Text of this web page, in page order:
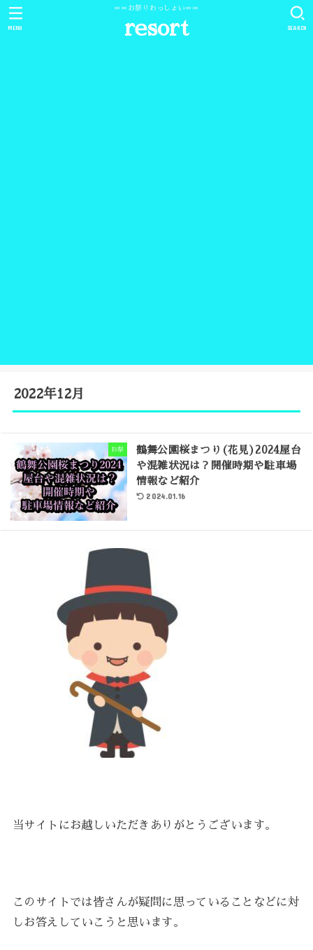
＝＝お祭りわっしょい＝＝
resort SEARCH
MENU
2022年12月
お祭
鶴舞公園桜まつり(花見)2024屋台
や混雑状況は？開催時期や駐車場
情報など紹介
2024.01.16
当サイトにお越しいただきありがとうございます。
このサイトでは皆さんが疑問に思っていることなどに対
しお答えしていこうと思います。